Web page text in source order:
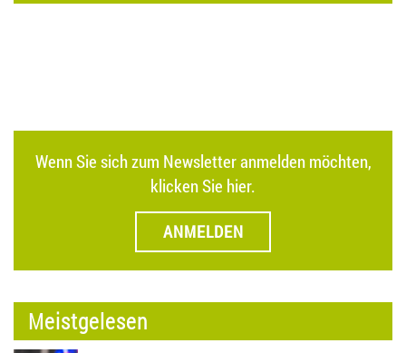
Wenn Sie sich zum Newsletter anmelden möchten,
klicken Sie hier.
ANMELDEN
Meistgelesen